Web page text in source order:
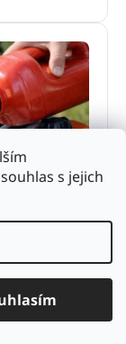
s jejich
dobře
směsi,